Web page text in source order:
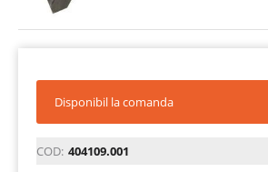
Disponibil la comanda
COD: 404109.001